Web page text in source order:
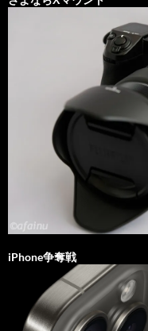
iPhone争奪戦